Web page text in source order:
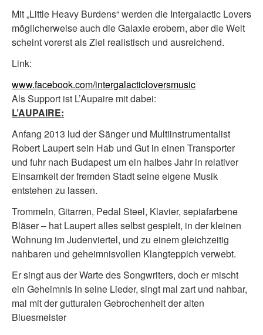
Mit „Little Heavy Burdens“ werden die Intergalactic Lovers
möglicherweise auch die Galaxie erobern, aber die Welt
scheint vorerst als Ziel realistisch und ausreichend.
Link:
www.facebook.com/intergalacticloversmusic
Als Support ist L’Aupaire mit dabei:
L’AUPAIRE:
Anfang 2013 lud der Sänger und Multiinstrumentalist
Robert Laupert sein Hab und Gut in einen Transporter
und fuhr nach Budapest um ein halbes Jahr in relativer
Einsamkeit der fremden Stadt seine eigene Musik
entstehen zu lassen.
Trommeln, Gitarren, Pedal Steel, Klavier, sepiafarbene
Bläser – hat Laupert alles selbst gespielt, in der kleinen
Wohnung im Judenviertel, und zu einem gleichzeitig
nahbaren und geheimnisvollen Klangteppich verwebt.
Er singt aus der Warte des Songwriters, doch er mischt
ein Geheimnis in seine Lieder, singt mal zart und nahbar,
mal mit der gutturalen Gebrochenheit der alten
Bluesmeister